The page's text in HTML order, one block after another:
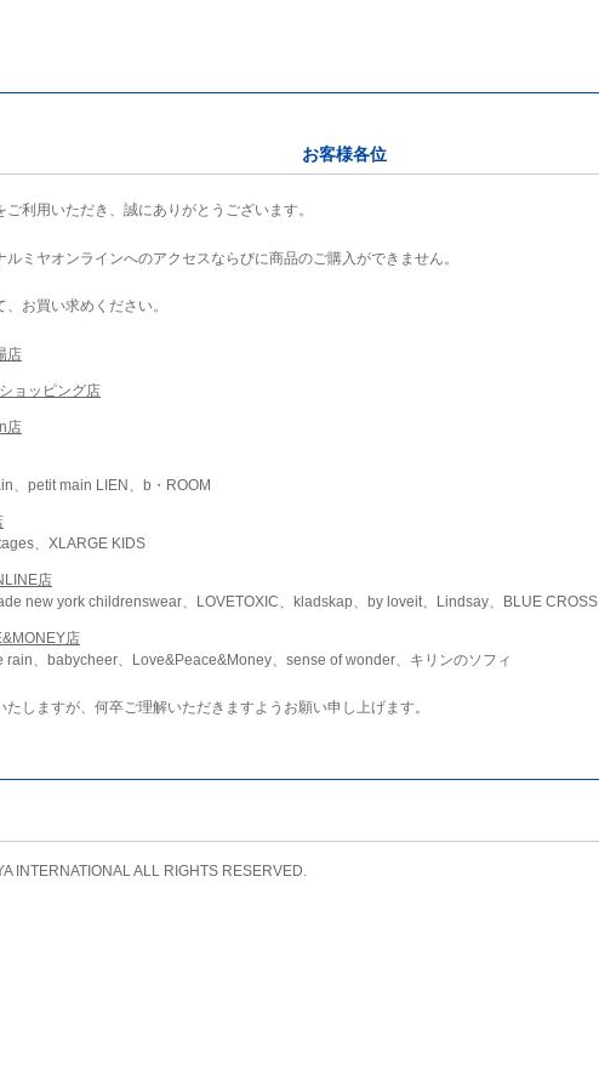
お客様各位
利用いただき、誠にありがとうございます。
ミヤオンラインへのアクセスならびに商品のご購入ができません。
お買い求めください。
店
ョッピング店
店
、petit main LIEN、b・ROOM
、XLARGE KIDS
店
new york childrenswear、LOVETOXIC、kladskap、by loveit、Lindsay、BLUE CROSS
店
rain、babycheer、Love&Peace&Money、sense of wonder、キリンのソフィ
しますが、何卒ご理解いただきますようお願い申し上げます。